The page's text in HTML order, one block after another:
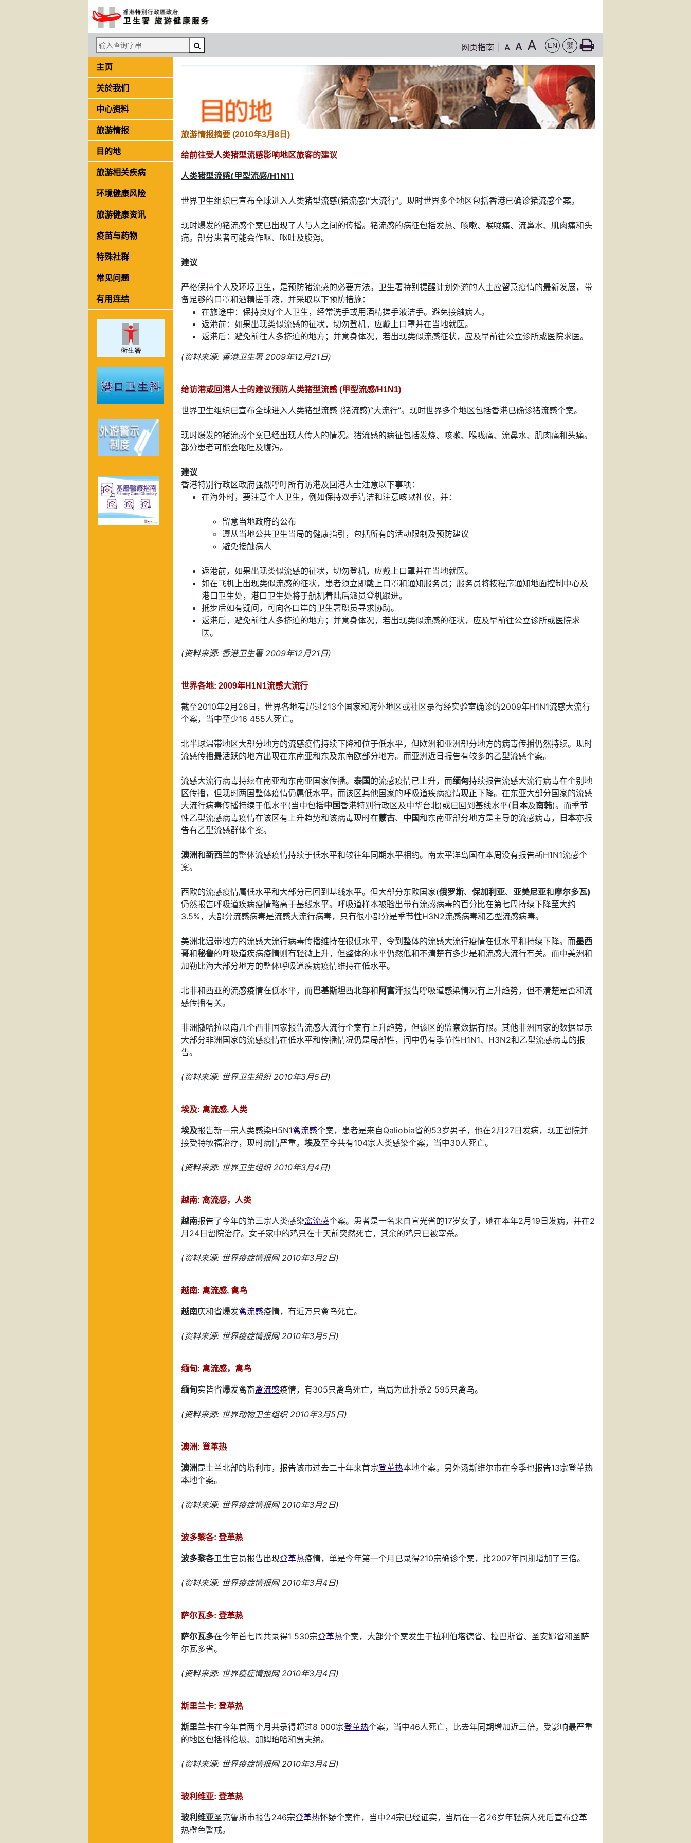
网页指南 A A A EN 繁
主页
关於我们
中心资料
旅游情报
目的地
旅游相关疾病
环境健康风险
旅游健康资讯
疫苗与药物
特殊社群
常见问题
有用连结
旅游情报摘要 (2010年3月8日)
给前往受人类猪型流感影响地区旅客的建议
人类猪型流感(甲型流感/H1N1)
世界卫生组织已宣布全球进入人类猪型流感(猪流感)“大流行”。现时世界多个地区包括香港已确诊猪流感个案。
现时爆发的猪流感个案已出现了人与人之间的传播。猪流感的病征包括发热、咳嗽、喉咙痛、流鼻水、肌肉痛和头
痛。部分患者可能会作呕、呕吐及腹泻。
建议
严格保持个人及环境卫生，是预防猪流感的必要方法。卫生署特别提醒计划外游的人士应留意疫情的最新发展，带
备足够的口罩和酒精搓手液，并采取以下预防措施：
在旅途中：保持良好个人卫生，经常洗手或用酒精搓手液洁手。避免接触病人。
返港前：如果出现类似流感的征状，切勿登机，应戴上口罩并在当地就医。
返港后：避免前往人多挤迫的地方；并意身体况，若出现类似流感征状，应及早前往公立诊所或医院求医。
(资料来源: 香港卫生署 2009年12月21日)
给访港或回港人士的建议预防人类猪型流感 (甲型流感/H1N1)
世界卫生组织已宣布全球进入人类猪型流感 (猪流感)“大流行”。现时世界多个地区包括香港已确诊猪流感个案。
现时爆发的猪流感个案已经出现人传人的情况。猪流感的病征包括发烧、咳嗽、喉咙痛、流鼻水、肌肉痛和头痛。
部分患者可能会呕吐及腹泻。
建议
香港特别行政区政府强烈呼吁所有访港及回港人士注意以下事项：
在海外时，要注意个人卫生，例如保持双手清洁和注意咳嗽礼仪，并：
留意当地政府的公布
遵从当地公共卫生当局的健康指引，包括所有的活动限制及预防建议
避免接触病人
返港前，如果出现类似流感的征状，切勿登机，应戴上口罩并在当地就医。
如在飞机上出现类似流感的征状，患者须立即戴上口罩和通知服务员；服务员将按程序通知地面控制中心及
港口卫生处，港口卫生处将于航机着陆后派员登机跟进。
抵步后如有疑问，可向各口岸的卫生署职员寻求协助。
返港后，避免前往人多挤迫的地方；并意身体况，若出现类似流感的征状，应及早前往公立诊所或医院求
医。
(资料来源: 香港卫生署 2009年12月21日)
世界各地: 2009年H1N1流感大流行
截至2010年2月28日，世界各地有超过213个国家和海外地区或社区录得经实验室确诊的2009年H1N1流感大流行
个案，当中至少16 455人死亡。
北半球温带地区大部分地方的流感疫情持续下降和位于低水平，但欧洲和亚洲部分地方的病毒传播仍然持续。现时
流感传播最活跃的地方出现在东南亚和东及东南欧部分地方。而亚洲近日报告有较多的乙型流感个案。
流感大流行病毒持续在南亚和东南亚国家传播。 泰国的流感疫情已上升，而缅甸持续报告流感大流行病毒在个别地
区传播，但现时两国整体疫情仍属低水平。而该区其他国家的呼吸道疾病疫情现正下降。在东亚大部分国家的流感
大流行病毒传播持续于低水平(当中包括中国香港特别行政区及中华台北)或已回到基线水平( 日本及南韩)。而季节
性乙型流感病毒疫情在该区有上升趋势和该病毒现时在蒙古、 中国和东南亚部分地方是主导的流感病毒， 日本亦报
告有乙型流感群体个案。
澳洲和新西兰的整体流感疫情持续于低水平和较往年同期水平相约。南太平洋岛国在本周没有报告新H1N1流感个
案。
西欧的流感疫情属低水平和大部分已回到基线水平。但大部分东欧国家(俄罗斯、 保加利亚、 亚美尼亚和摩尔多瓦)
仍然报告呼吸道疾病疫情略高于基线水平。呼吸道样本被验出带有流感病毒的百分比在第七周持续下降至大约
3.5%，大部分流感病毒是流感大流行病毒，只有很小部分是季节性H3N2流感病毒和乙型流感病毒。
美洲北温带地方的流感大流行病毒传播维持在很低水平，令到整体的流感大流行疫情在低水平和持续下降。而墨西
哥和秘鲁的呼吸道疾病疫情则有轻微上升，但整体的水平仍然低和不清楚有多少是和流感大流行有关。而中美洲和
加勒比海大部分地方的整体呼吸道疾病疫情维持在低水平。
北非和西亚的流感疫情在低水平，而巴基斯坦西北部和 阿富汗报告呼吸道感染情况有上升趋势，但不清楚是否和流
感传播有关。
非洲撒哈拉以南几个西非国家报告流感大流行个案有上升趋势，但该区的监察数据有限。其他非洲国家的数据显示
大部分非洲国家的流感疫情在低水平和传播情况仍是局部性，间中仍有季节性H1N1、H3N2和乙型流感病毒的报
告。
(资料来源: 世界卫生组织 2010年3月5日)
埃及: 禽流感, 人类
埃及报告新一宗人类感染H5N1禽流感个案，患者是来自Qaliobia省的53岁男子，他在2月27日发病，现正留院并
接受特敏福治疗，现时病情严重。 埃及至今共有104宗人类感染个案，当中30人死亡。
(资料来源: 世界卫生组织 2010年3月4日)
越南: 禽流感，人类
越南报告了今年的第三宗人类感染禽流感个案。患者是一名来自宣光省的17岁女子，她在本年2月19日发病，并在2
月24日留院治疗。女子家中的鸡只在十天前突然死亡，其余的鸡只已被宰杀。
(资料来源: 世界疫症情报网 2010年3月2日)
越南: 禽流感, 禽鸟
越南庆和省爆发禽流感疫情，有近万只禽鸟死亡。
(资料来源: 世界疫症情报网 2010年3月5日)
缅甸: 禽流感，禽鸟
缅甸实皆省爆发禽畜禽流感疫情，有305只禽鸟死亡，当局为此扑杀2 595只禽鸟。
(资料来源: 世界动物卫生组织 2010年3月5日)
澳洲: 登革热
澳洲 昆士兰北部的塔利市，报告该市过去二十年来首宗登革热本地个案。另外汤斯维尔市在今季也报告13宗登革热
本地个案。
(资料来源: 世界疫症情报网 2010年3月2日)
波多黎各: 登革热
波多黎各卫生官员报告出现登革热疫情，单是今年第一个月已录得210宗确诊个案，比2007年同期增加了三倍。
(资料来源: 世界疫症情报网 2010年3月4日)
萨尔瓦多: 登革热
萨尔瓦多在今年首七周共录得1 530宗登革热个案，大部分个案发生于拉利伯塔德省、拉巴斯省、圣安娜省和圣萨
尔瓦多省。
(资料来源: 世界疫症情报网 2010年3月4日)
斯里兰卡: 登革热
斯里兰卡在今年首两个月共录得超过8 000宗登革热个案，当中46人死亡，比去年同期增加近三倍。受影响最严重
的地区包括科伦坡、加姆珀哈和贾夫纳。
(资料来源: 世界疫症情报网 2010年3月4日)
玻利维亚: 登革热
玻利维亚圣克鲁斯市报告246宗登革热怀疑个案件，当中24宗已经证实，当局在一名26岁年轻病人死后宣布登革
热橙色警戒。